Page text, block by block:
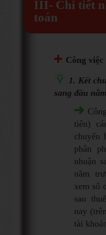
III- Chi tiết
toán
Công
1. Kết
sang đầu
tiên)
chuyển
phân
nhuận
năm
xem số
sau
nay
tài